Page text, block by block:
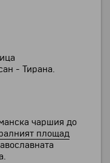
- Тирана.
чаршия до
площад